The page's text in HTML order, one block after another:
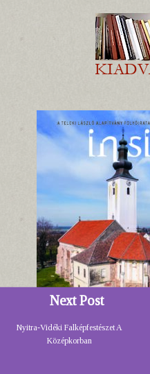
Next Post
Nyitra-Vidéki Falképfestészet A
Középkorban